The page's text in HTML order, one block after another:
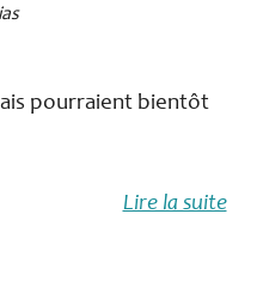
pourraient bientôt
Lire la suite